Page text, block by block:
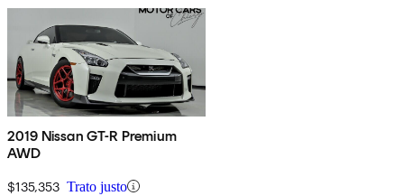
2019 Nissan GT-R Premium
AWD
$135,353 Trato justo